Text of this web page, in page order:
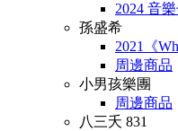
2024 音
孫盛希
2021《
周邊商品
小男孩樂團
周邊商品
八三夭 831